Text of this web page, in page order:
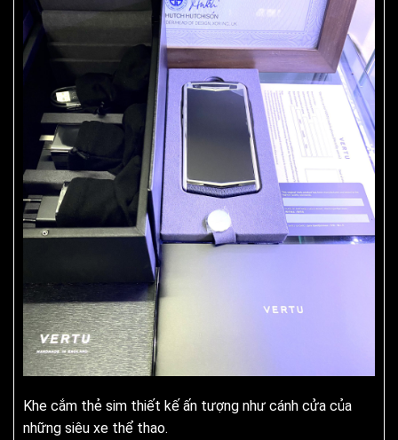
Khe cắm thẻ sim thiết kế ấn tượng như cánh cửa của
những siêu xe thể thao.